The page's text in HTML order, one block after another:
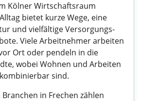
Kölner Wirtschaftsraum
bietet kurze Wege, eine
und vielfältige Versorgungs-
Viele Arbeitnehmer arbeiten
Ort oder pendeln in die
wobei Wohnen und Arbeiten
sind.
in Frechen zählen